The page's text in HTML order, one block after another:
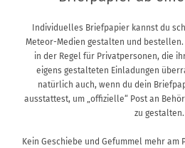
Individuelles Briefpapier kannst du
Meteor-Medien gestalten und bestellen.
in der Regel für Privatpersonen, die
eigens gestalteten Einladungen
natürlich auch, wenn du dein
ausstattest, um „offizielle“ Post an
zu gestalten.
Kein Geschiebe und Gefummel mehr am